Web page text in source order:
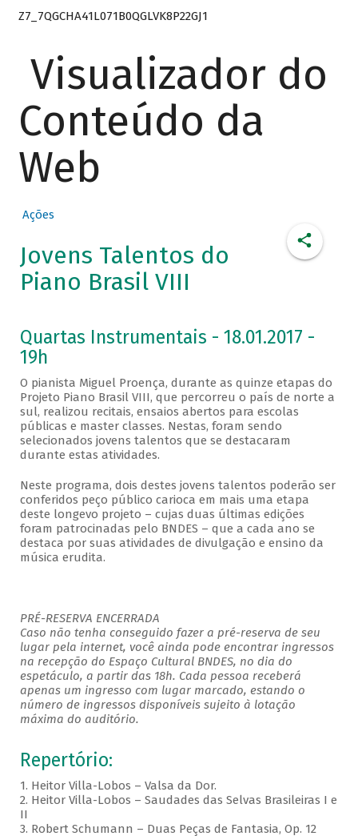
Z7_7QGCHA41L071B0QGLVK8P22GJ1
Visualizador do
Conteúdo da
Web
Ações
Jovens Talentos do
Piano Brasil VIII
Quartas Instrumentais - 18.01.2017 -
19h
O pianista Miguel Proença, durante as quinze etapas do
Projeto Piano Brasil VIII, que percorreu o país de norte a
sul, realizou recitais, ensaios abertos para escolas
públicas e master classes. Nestas, foram sendo
selecionados jovens talentos que se destacaram
durante estas atividades.
Neste programa, dois destes jovens talentos poderão ser
conferidos peço público carioca em mais uma etapa
deste longevo projeto – cujas duas últimas edições
foram patrocinadas pelo BNDES – que a cada ano se
destaca por suas atividades de divulgação e ensino da
música erudita.
PRÉ-RESERVA ENCERRADA
Caso não tenha conseguido fazer a pré-reserva de seu
lugar pela internet, você ainda pode encontrar ingressos
na recepção do Espaço Cultural BNDES, no dia do
espetáculo, a partir das 18h. Cada pessoa receberá
apenas um ingresso com lugar marcado, estando o
número de ingressos disponíveis sujeito à lotação
máxima do auditório.
Repertório:
1. Heitor Villa-Lobos – Valsa da Dor.
2. Heitor Villa-Lobos – Saudades das Selvas Brasileiras I e
II
3. Robert Schumann – Duas Peças de Fantasia, Op. 12